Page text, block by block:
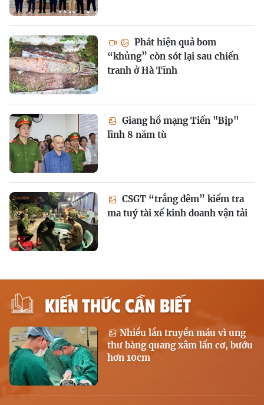
Phát hiện quả bom
“khủng” còn sót lại sau chiến
tranh ở Hà Tĩnh
Giang hồ mạng Tiến "Bịp"
lĩnh 8 năm tù
CSGT “trắng đêm” kiểm tra
ma tuý tài xế kinh doanh vận tải
KIẾN THỨC CẦN BIẾT
Nhiều lần truyền máu vì ung
thư bàng quang xâm lấn cơ, bướu
hơn 10cm